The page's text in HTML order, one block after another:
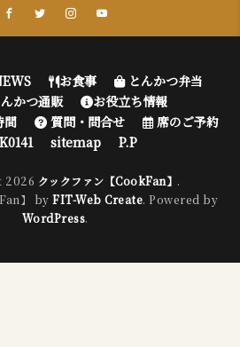
お食事
とんかつ弁当
かつ通販
お役立ち情報
間
質問・問合せ
席のご予約
sitemap P.P
2026 クックファン【CookFan】 .
】 byFIT-Web Create. Powered by
WordPress.